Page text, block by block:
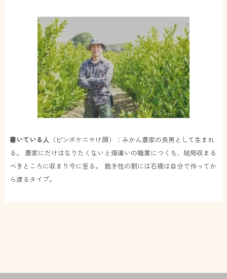
書いている人 （ピンボケニヤけ顔）：みかん農家の長男として生まれ
る。 農家にだけはなりたくないと畑違いの職業につくも、結局収まる
べきところに収まり今に至る。 飽き性の割には石橋は自分で作ってか
ら渡るタイプ。